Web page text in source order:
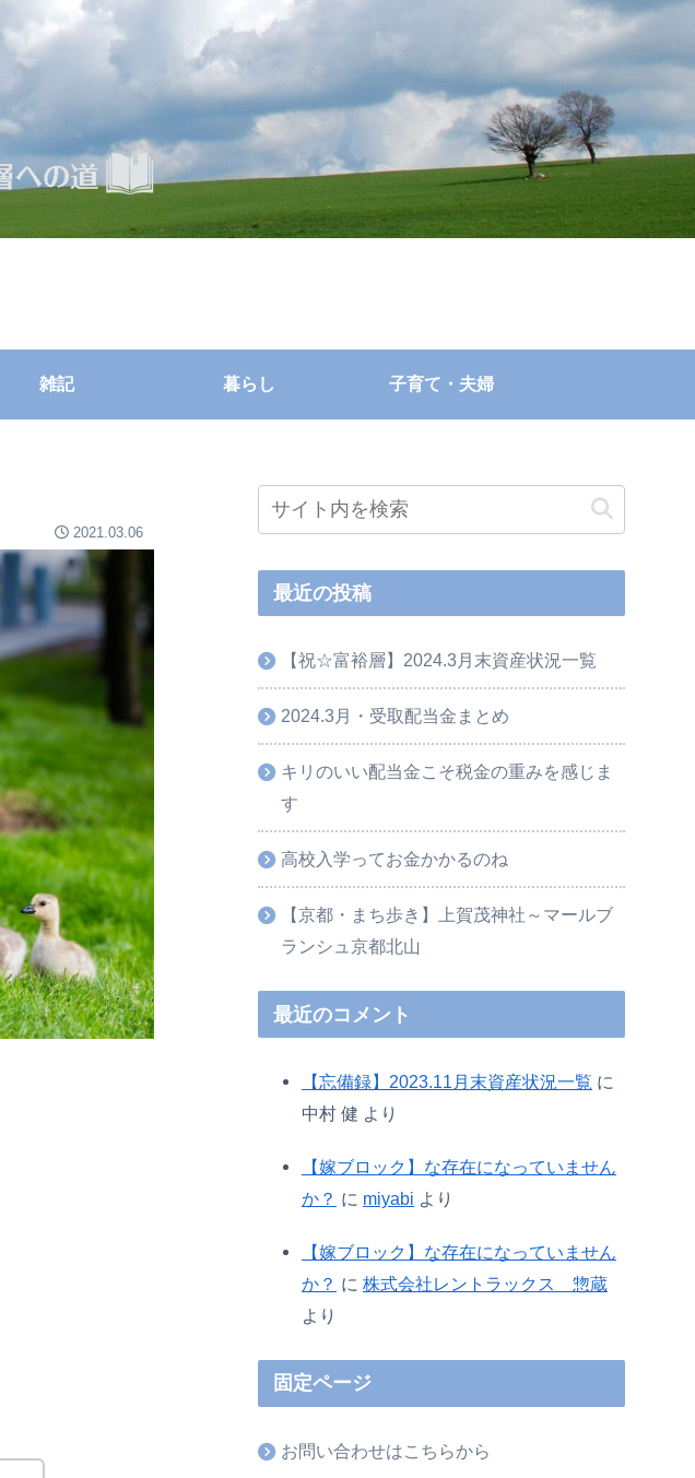
雑記 暮らし 子育て・夫婦
2021.03.06
最近の投稿
【祝☆富裕層】2024.3月末資産状況一覧
2024.3月・受取配当金まとめ
キリのいい配当金こそ税金の重みを感じま
す
高校入学ってお金かかるのね
【京都・まち歩き】上賀茂神社～マールブ
ランシュ京都北山
最近のコメント
【忘備録】2023.11月末資産状況一覧 に
中村 健 より
【嫁ブロック】な存在になっていません
か？ に miyabi より
【嫁ブロック】な存在になっていません
か？ に 株式会社レントラックス 惣蔵
より
固定ページ
お問い合わせはこちらから